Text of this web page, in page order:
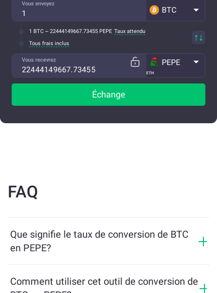
Vous envoyez
BTC
1 BTC ~ 22444149667.73455 PEPE Taux attendu
Tous frais inclus
Vous recevrez
ETH
PEPE
Échange
FAQ
Que signifie le taux de conversion de BTC
en PEPE?
recevrez en échange de BTC. Ce taux fluctue en
fonction des conditions du marché, de l’offre et de la
Comment utiliser cet outil de conversion de